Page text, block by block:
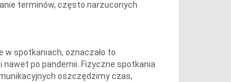
terminów, często narzuconych
w spotkaniach, oznaczało to
po pandemii. Fizyczne spotkania
oszczędzimy czas,